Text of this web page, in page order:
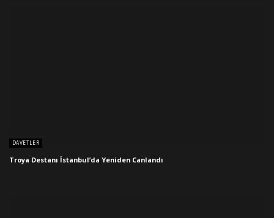
DAVETLER
Troya Destanı İstanbul’da Yeniden Canlandı